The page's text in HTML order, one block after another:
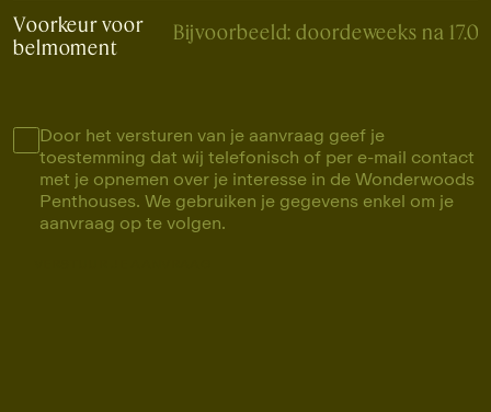
Voorkeur voor
belmoment
Door het versturen van je aanvraag geef je
toestemming dat wij telefonisch of per e-mail contact
met je opnemen over je interesse in de Wonderwoods
Penthouses. We gebruiken je gegevens enkel om je
aanvraag op te volgen.